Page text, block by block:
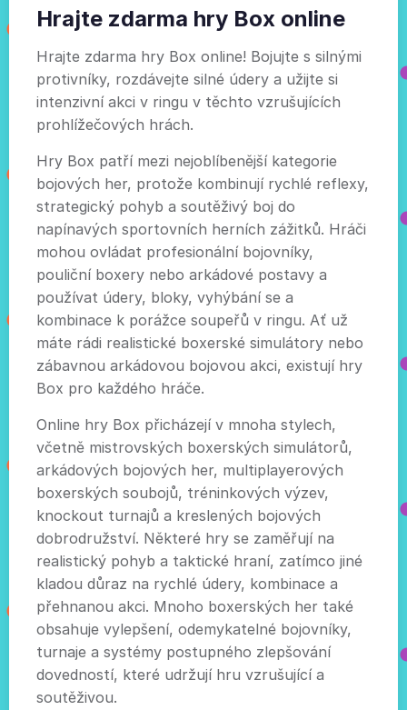
Hrajte zdarma hry Box online
Hrajte zdarma hry Box online! Bojujte s silnými
protivníky, rozdávejte silné údery a užijte si
intenzivní akci v ringu v těchto vzrušujících
prohlížečových hrách.
Hry Box patří mezi nejoblíbenější kategorie
bojových her, protože kombinují rychlé reflexy,
strategický pohyb a soutěživý boj do
napínavých sportovních herních zážitků. Hráči
mohou ovládat profesionální bojovníky,
pouliční boxery nebo arkádové postavy a
používat údery, bloky, vyhýbání se a
kombinace k porážce soupeřů v ringu. Ať už
máte rádi realistické boxerské simulátory nebo
zábavnou arkádovou bojovou akci, existují hry
Box pro každého hráče.
Online hry Box přicházejí v mnoha stylech,
včetně mistrovských boxerských simulátorů,
arkádových bojových her, multiplayerových
boxerských soubojů, tréninkových výzev,
knockout turnajů a kreslených bojových
dobrodružství. Některé hry se zaměřují na
realistický pohyb a taktické hraní, zatímco jiné
kladou důraz na rychlé údery, kombinace a
přehnanou akci. Mnoho boxerských her také
obsahuje vylepšení, odemykatelné bojovníky,
turnaje a systémy postupného zlepšování
dovedností, které udržují hru vzrušující a
soutěživou.